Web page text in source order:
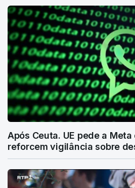
Após Ceuta. UE pede a Meta
reforcem vigilância sobre